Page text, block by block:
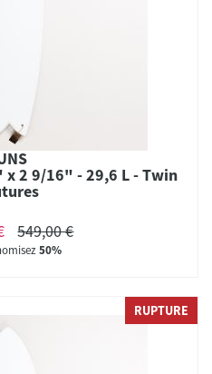
2 9/16" - 29,6 L - Twin
549,00 €
50%
RUPTURE